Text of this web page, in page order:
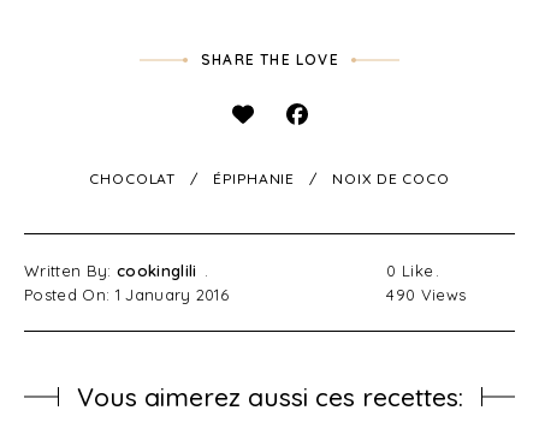
SHARE THE LOVE
CHOCOLAT ÉPIPHANIE NOIX DE COCO
Written By: cookinglili
Posted On: 1 January 2016
0 Like
490 Views
Vous aimerez aussi ces recettes: